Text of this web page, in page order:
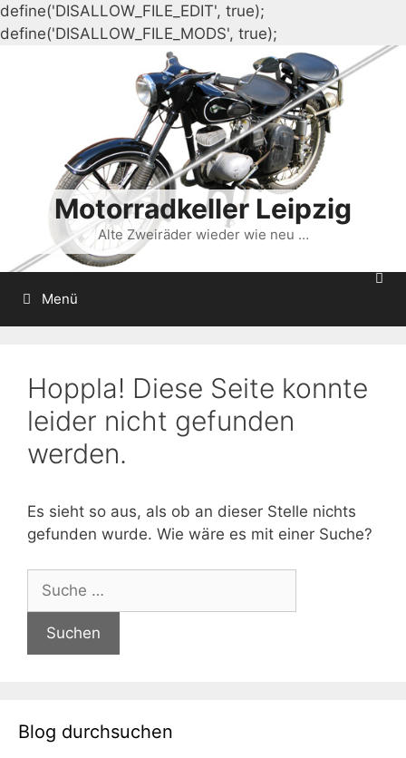
define('DISALLOW_FILE_EDIT', true);
define('DISALLOW_FILE_MODS', true);
Inhalt
springen
Motorradkeller Leipzig
Alte Zweiräder wieder wie neu …
Menü
Hoppla! Diese Seite konnte
leider nicht gefunden
werden.
Es sieht so aus, als ob an dieser Stelle nichts
gefunden wurde. Wie wäre es mit einer Suche?
nach:
Blog durchsuchen